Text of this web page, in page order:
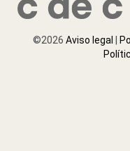
©2026 Aviso legal